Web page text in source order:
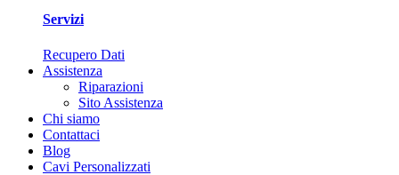
Servizi
Recupero Dati
Assistenza
Riparazioni
Sito Assistenza
Chi siamo
Contattaci
Blog
Cavi Personalizzati